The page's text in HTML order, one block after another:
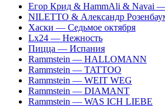
Егор Крид & HammAli & Navai
NILETTO & Александр
Хаски — Седьмое октября
Lx24 — Нежность
Пицца — Испания
Rammstein — HALLOMANN
Rammstein — TATTOO
Rammstein — WEIT WEG
Rammstein — DIAMANT
Rammstein — WAS ICH LIEBE